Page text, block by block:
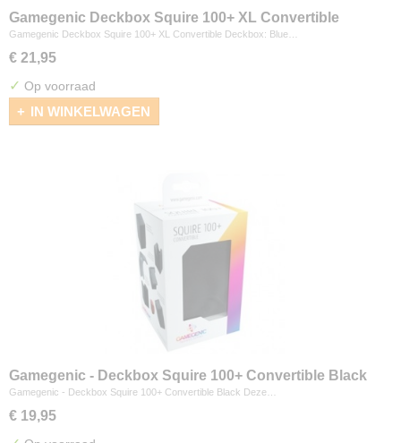
Gamegenic Deckbox Squire 100+ XL Convertible
Deckbox: Blue
Gamegenic Deckbox Squire 100+ XL Convertible Deckbox: Blue…
€ 21,95
✓ Op voorraad
IN WINKELWAGEN
Gamegenic - Deckbox Squire 100+ Convertible Black
Gamegenic - Deckbox Squire 100+ Convertible Black Deze…
€ 19,95